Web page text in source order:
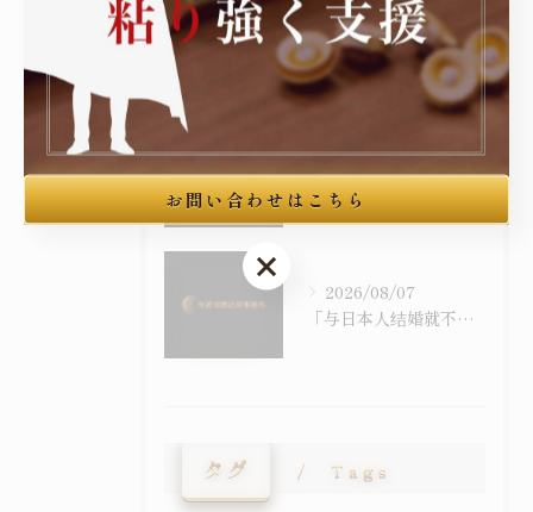
2026/08/07
逐条解读在留特别许可之考量事由｜令和6年施行之入管法50条5项与主张之构筑
2026/08/07
在留特別許可の考慮事情を逐条で読む｜令和6年施行の入管法50条5項と主張の組み立て方
2026/08/07
「与日本人结婚就不会被强制遣返」之误解｜配偶在留资格与退去强制事由之关系
タグ Tags
お問い合わせはこちら
お問い合わせはこちら